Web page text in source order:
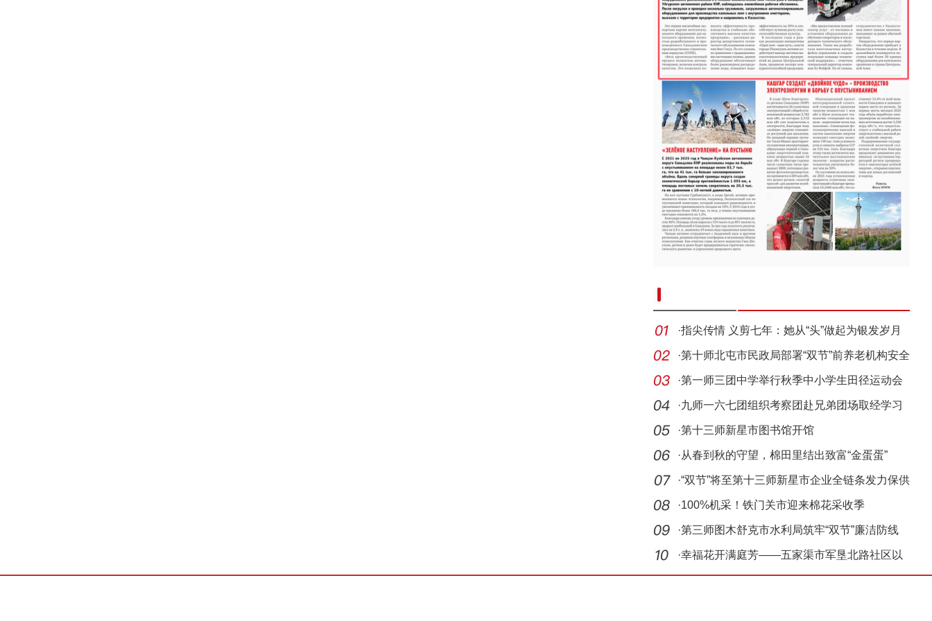
新疆阿克苏：手工艺人木扎帕尔和他的“葫芦
·指尖传情 义剪七年：她从“头”做起为银发岁月
注入
·第十师北屯市民政局部署“双节”前养老机构安全
生
·第一师三团中学举行秋季中小学生田径运动会
·九师一六七团组织考察团赴兄弟团场取经学习
促发展
·第十三师新星市图书馆开馆
·从春到秋的守望，棉田里结出致富“金蛋蛋”
·“双节”将至第十三师新星市企业全链条发力保供
应
·100%机采！铁门关市迎来棉花采收季
·第三师图木舒克市水利局筑牢“双节”廉洁防线
·幸福花开满庭芳——五家渠市军垦北路社区以
精准治